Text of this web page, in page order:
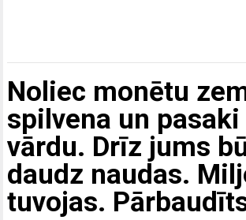
Noliec monētu
spilvena un pasaki
vārdu. Drīz jums
daudz naudas.
tuvojas.